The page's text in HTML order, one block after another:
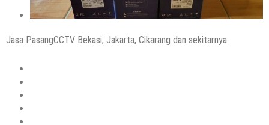
Jasa PasangCCTV Bekasi, Jakarta, Cikarang dan sekitarnya